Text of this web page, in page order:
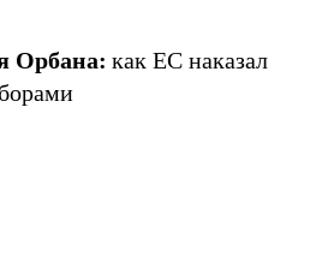
Орбана: как ЕС наказал